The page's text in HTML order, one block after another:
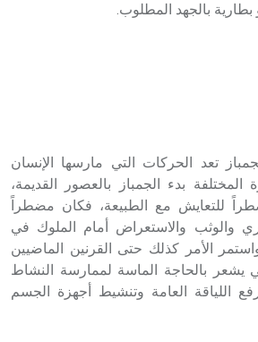
للعلامة الك
بالجهد المطلوب.
تعد الحركات التي مارسها الإنسان
المختلفة بدء الجمباز بالعصور القديمة،
للتعايش مع الطبيعة، فكان مضطراً
والوثب والاستعراض أمام الملوك في
واستمر الأمر كذلك حتى القرنين الماضيين
يشعر بالحاجة الماسة لممارسة النشاط
اللياقة العامة وتنشيط أجهزة الجسم